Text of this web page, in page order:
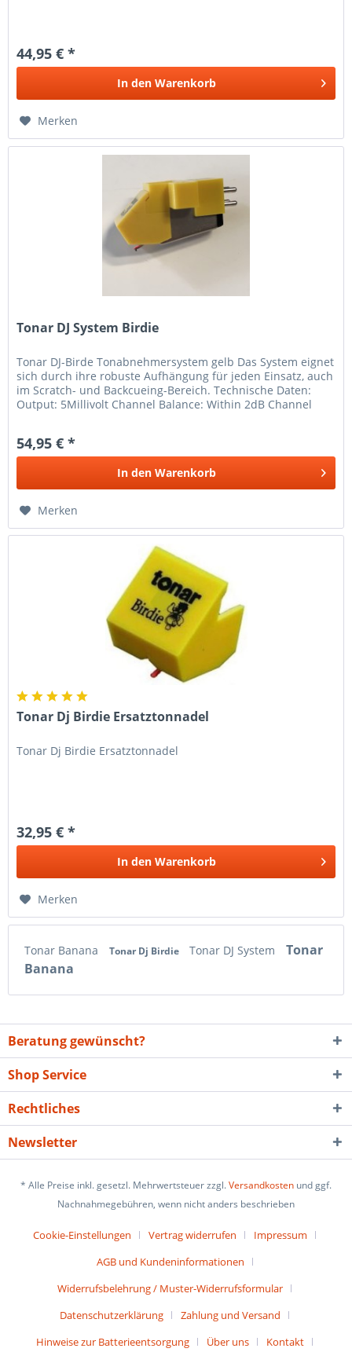
44,95 € *
In den Warenkorb
Merken
Tonar DJ System Birdie
Tonar DJ-Birde Tonabnehmersystem gelb Das System eignet
sich durch ihre robuste Aufhängung für jeden Einsatz, auch
im Scratch- und Backcueing-Bereich. Technische Daten:
Output: 5Millivolt Channel Balance: Within 2dB Channel
54,95 € *
In den Warenkorb
Merken
Tonar Dj Birdie Ersatztonnadel
Tonar Dj Birdie Ersatztonnadel
32,95 € *
In den Warenkorb
Merken
Tonar Banana Tonar Dj Birdie Tonar DJ System
Tonar
Banana
Beratung gewünscht?
Shop Service
Rechtliches
Newsletter
* Alle Preise inkl. gesetzl. Mehrwertsteuer zzgl.Versandkosten und ggf.
Nachnahmegebühren, wenn nicht anders beschrieben
Cookie-Einstellungen Vertrag widerrufen
Impressum
AGB und Kundeninformationen
Widerrufsbelehrung / Muster-Widerrufsformular
Datenschutzerklärung
Zahlung und Versand
Hinweise zur Batterieentsorgung
Über uns Kontakt